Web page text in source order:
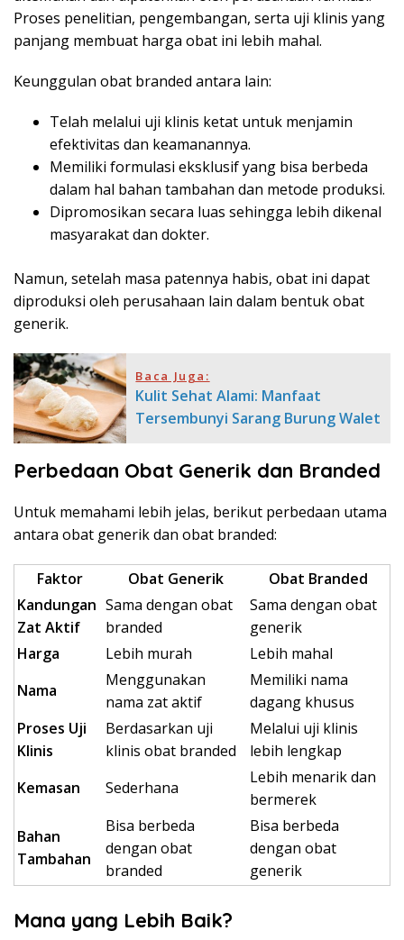
Proses penelitian, pengembangan, serta uji klinis yang
panjang membuat harga obat ini lebih mahal.
Keunggulan obat branded antara lain:
Telah melalui uji klinis ketat untuk menjamin
efektivitas dan keamanannya.
Memiliki formulasi eksklusif yang bisa berbeda
dalam hal bahan tambahan dan metode produksi.
Dipromosikan secara luas sehingga lebih dikenal
masyarakat dan dokter.
Namun, setelah masa patennya habis, obat ini dapat
diproduksi oleh perusahaan lain dalam bentuk obat
generik.
Baca Juga:
Kulit Sehat Alami: Manfaat
Tersembunyi Sarang Burung Walet
Perbedaan Obat Generik dan Branded
Untuk memahami lebih jelas, berikut perbedaan utama
antara obat generik dan obat branded:
Faktor Obat Generik
Obat Branded
Kandungan
Zat Aktif
Sama dengan obat
branded
Sama dengan obat
generik
Harga
Lebih murah
Lebih mahal
Nama
Menggunakan
nama zat aktif
Memiliki nama
dagang khusus
Proses Uji
Klinis
Berdasarkan uji
klinis obat branded
Melalui uji klinis
lebih lengkap
Kemasan
Sederhana
Lebih menarik dan
bermerek
Bahan
Tambahan
Bisa berbeda
dengan obat
branded
Bisa berbeda
dengan obat
generik
Mana yang Lebih Baik?